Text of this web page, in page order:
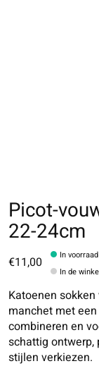
Picot-
22-24cm
€11,00
In
In de
Katoenen
manchet met
combineren en
schattig ontwerp,
stijlen verkiezen.